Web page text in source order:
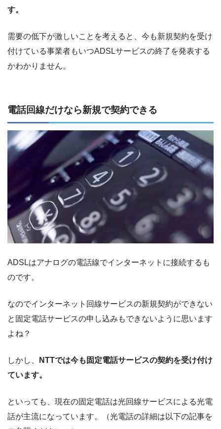
す。
需要の低下が激しいことを考えると、今も新規契約を受け
付けている事業者もいつADSLサービスの終了を発表する
かわかりません。
電話回線だけなら新規で契約できる
ADSLはアナログの電話線でインターネットに接続するも
のです。
なのでインターネット回線サービスの新規契約ができない
と固定電話サービスの申し込みもできないように思います
よね？
しかし、
NTTでは今も固定電話サービスの契約を受け付け
ています。
といっても、現在の固定電話は光回線サービスによる光電
話が主流になっています。（光電話の詳細は以下の記事を